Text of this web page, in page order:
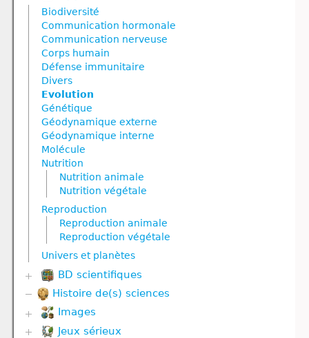
Communication hormonale
Communication nerveuse
Corps humain
Défense immunitaire
Divers
Génétique
Géodynamique externe
Géodynamique interne
Nutrition
Nutrition animale
Nutrition végétale
Reproduction
Reproduction animale
Reproduction végétale
Ressources naturelles et pollution
Biodiversité
Communication hormonale
Communication nerveuse
Corps humain
Défense immunitaire
Divers
Evolution
Génétique
Géodynamique externe
Géodynamique interne
Molécule
Nutrition
Nutrition animale
Nutrition végétale
Reproduction
Reproduction animale
Reproduction végétale
Univers et planètes
BD scientifiques
Biodiversité
Corps humain
Divers
Evolution
Histoire de(s) sciences
Images
Corps humain
Jeux sérieux